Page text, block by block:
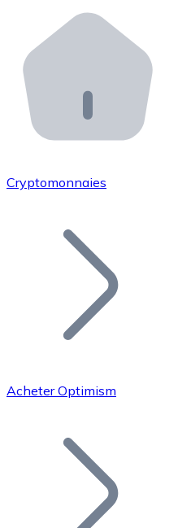
Distributeurs
Intégrez un ATM
API Bitnovo
Intégrez notre API dans
Rejoignez notre réseau
Ajoutez le token de
Bitcoin
Cryptomonnaies
Acheter Optimism